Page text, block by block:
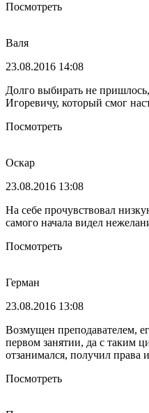
Посмотреть
Валя
23.08.2016 14:08
Долго выбирать не
Игоревичу, который смог
Посмотреть
Оскар
23.08.2016 13:08
На себе прочувствовал
самого начала видел
Посмотреть
Герман
23.08.2016 13:08
Возмущен преподавателем,
первом занятии, да с таким
отзанимался, получил права
Посмотреть